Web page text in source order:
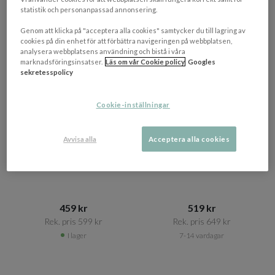
459 kr​​
Rek. pris 599 kr​​
I lager
JAKOBSDALS
519 kr​​
Rek. pris 649 kr​​
7-14 vardagar
statistik och personanpassad annonsering.
Genom att klicka på "acceptera alla cookies" samtycker du till lagring av
cookies på din enhet för att förbättra navigeringen på webbplatsen,
analysera webbplatsens användning och bistå i våra
marknadsföringsinsatser. Läs om vår Cookie policy Googles
sekretesspolicy
Cookie-inställningar
Avvisa alla Acceptera alla cookies